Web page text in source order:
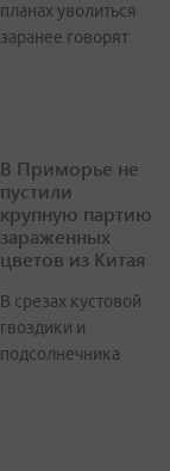
планах уволиться
заранее говорят
В Приморье не
пустили
крупную партию
зараженных
цветов из Китая
В срезах кустовой
гвоздики и
подсолнечника